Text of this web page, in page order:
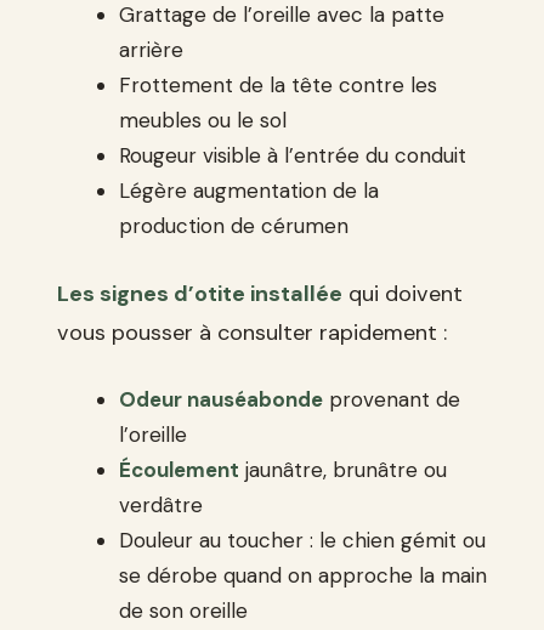
Grattage de l’oreille avec la patte
arrière
Frottement de la tête contre les
meubles ou le sol
Rougeur visible à l’entrée du conduit
Légère augmentation de la
production de cérumen
Les signes d’otite installée qui doivent
vous pousser à consulter rapidement :
Odeur nauséabonde provenant de
l’oreille
Écoulement jaunâtre, brunâtre ou
verdâtre
Douleur au toucher : le chien gémit ou
se dérobe quand on approche la main
de son oreille